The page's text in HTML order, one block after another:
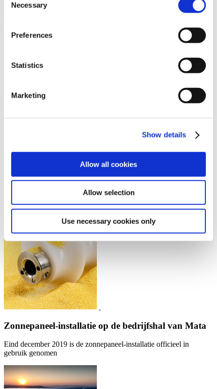
Selection
Necessary
Preferences
Statistics
Marketing
Show details
Allow all cookies
Allow selection
Use necessary cookies only
Nieuws
white ESD
Niet tegenspreken: witte en tegelijkertijd geleidende kunststof
Zonnepaneel-installatie op de bedrijfshal van Mata
Eind december 2019 is de zonnepaneel-installatie officieel in
gebruik genomen